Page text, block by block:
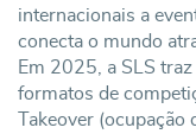
internacionais a
conecta o mundo
Em 2025, a SLS
formatos de
Takeover (ocupação